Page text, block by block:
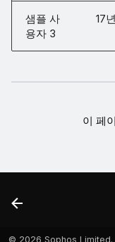
샘플 사
용자 3
17
이 페
© 2026 Sophos Limited.